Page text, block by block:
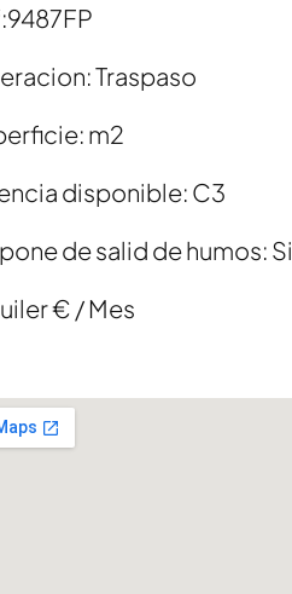
Traspaso
m2
disponible: C3
de salid de humos: Si
€ / Mes